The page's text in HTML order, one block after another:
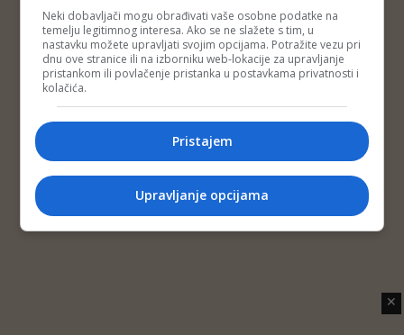
✕
Neki dobavljači mogu obrađivati vaše osobne podatke na
temelju legitimnog interesa. Ako se ne slažete s tim, u
nastavku možete upravljati svojim opcijama. Potražite vezu pri
dnu ove stranice ili na izborniku web-lokacije za upravljanje
pristankom ili povlačenje pristanka u postavkama privatnosti i
kolačića.
Pristajem
Upravljanje opcijama